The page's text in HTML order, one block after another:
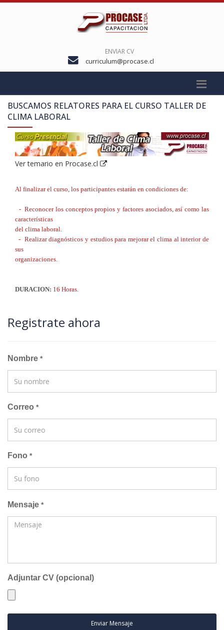
ENVIAR CV
curriculum@procase.cl
BUSCAMOS RELATORES PARA EL CURSO TALLER DE
CLIMA LABORAL
Ver temario en Procase.cl
Al finalizar el curso, los participantes estarán en condiciones de:
- Reconocer los conceptos propios y factores asociados, así como las
características
del clima laboral.
- Realizar diagnósticos y estudios para mejorar el clima al interior de
sus
organizaciones.
DURACION: 16 Horas.
Registrate ahora
Nombre *
Correo *
Fono *
Mensaje *
Adjuntar CV (opcional)
Enviar Mensaje